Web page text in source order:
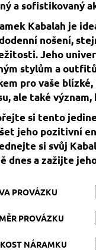
a sofistikovaný
Kabalah je
nošení,
Jeho
stylům a
pro vaše
ale také
si tento
jeho pozitivní
si svůj
dnes a zažijte
PROVÁZKU
PROVÁZKU
NÁRAMKU